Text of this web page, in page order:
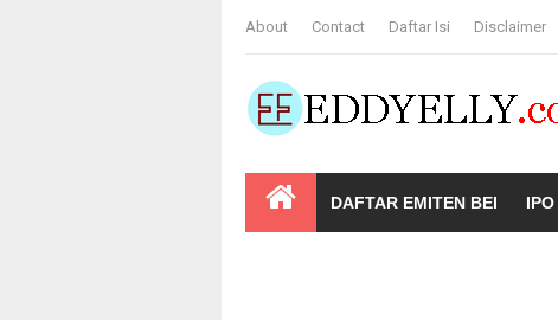
About Contact Daftar Isi Disclaimer
DAFTAR EMITEN BEI